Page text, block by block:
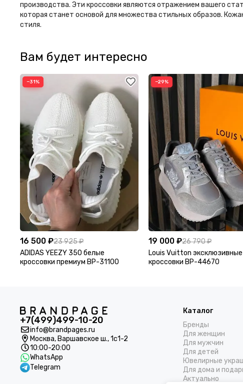
производства. Эти кроссовки являются отражением вашего
которая станет основой для множества стильных образов.
стиля.
Вам будет интересно
−31%
16 500 ₽23 925 ₽
ADIDAS YEEZY 350 белые
кроссовки премиум BP-31100
−29%
19 000 ₽26 790 ₽
Louis Vuitton эксклюзивные
кроссовки BP-44670
+7(499)499-10-20
info@brandpages.ru
Москва, Варшавское ш., 1с1-2
10:00-20:00
WhatsApp
Telegram
Каталог
Бренды
Для женщин
Для мужчин
Для детей
Ювелирные
Для дома и
Актуально